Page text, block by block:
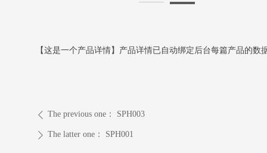
ꄴ The previous one： SPH003
ꄲ The latter one： SPH001
【这是一个产品详情】产品详情已自动绑定后台每篇产品的数